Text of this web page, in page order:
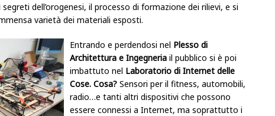
dell’orogenesi, il processo di formazione dei rilievi, e si
varietà dei materiali esposti.
Entrando e perdendosi nel Plesso di
Architettura e Ingegneria il pubblico si è poi
imbattuto nel Laboratorio di Internet delle
Cose. Cosa? Sensori per il fitness, automobili,
radio…e tanti altri dispositivi che possono
essere connessi a Internet, ma soprattutto i